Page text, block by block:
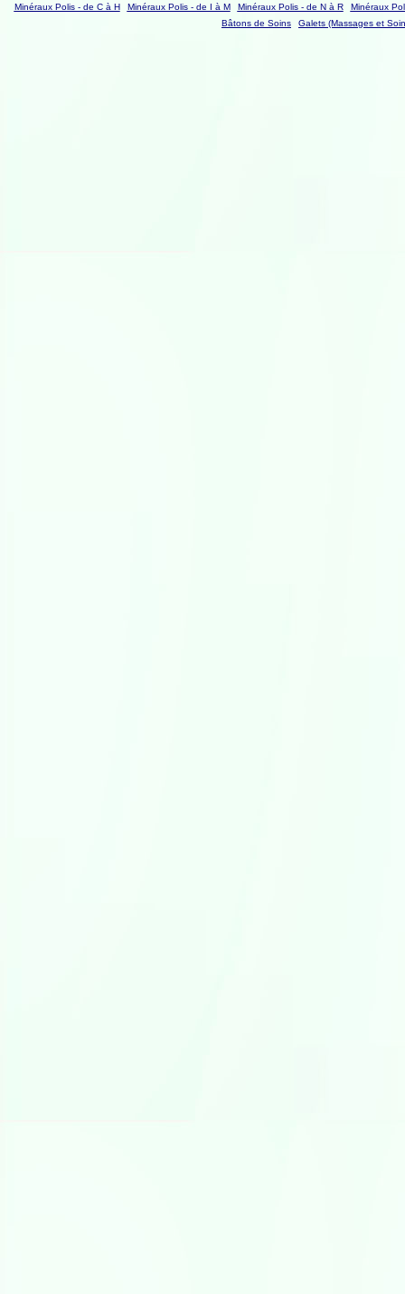
Minéraux Polis - de C à H
Minéraux Polis - de I à M Minéraux Polis - de N à R
Minéraux
Bâtons de Soins
Galets (Massages et